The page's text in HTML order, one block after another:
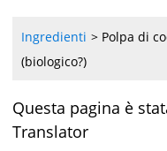
Ingredienti
Polpa di
(biologico?)
Questa pagina è
Translator